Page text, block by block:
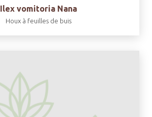
Ilex vomitoria Nana
Houx à feuilles de buis